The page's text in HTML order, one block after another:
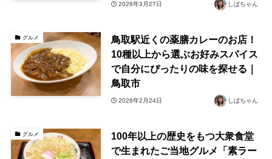
2026年3月27日 しばちゃん
グルメ
鳥取駅近くの薬膳カレーのお店！
10種以上から選ぶお好みスパイス
で自分にぴったりの味を探せる｜
鳥取市
2026年2月24日 しばちゃん
グルメ
100年以上の歴史をもつ大衆食堂
で生まれたご当地グルメ「素ラー